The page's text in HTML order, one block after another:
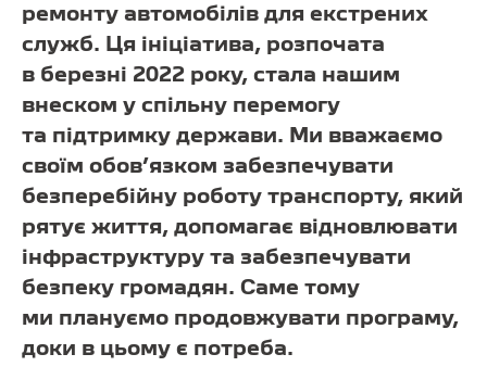
ремонту автомобілів для екстрених
служб. Ця ініціатива, розпочата
в березні 2022 року, стала нашим
внеском у спільну перемогу
та підтримку держави. Ми вважаємо
своїм обов’язком забезпечувати
безперебійну роботу транспорту, який
рятує життя, допомагає відновлювати
інфраструктуру та забезпечувати
безпеку громадян. Саме тому
ми плануємо продовжувати програму,
доки в цьому є потреба.